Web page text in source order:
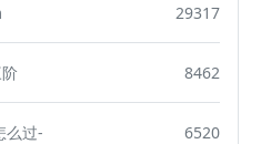
29317
8462
么过- 6520